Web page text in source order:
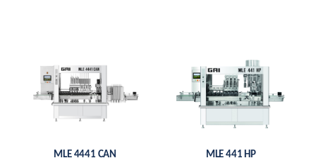
MLE 4441 CAN MLE 441 HP